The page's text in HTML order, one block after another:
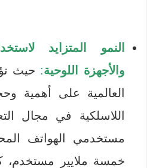
النمو المتزايد
والأجهزة اللوحية: حيث
العالمية على أهمية
اللاسلكية في مجال